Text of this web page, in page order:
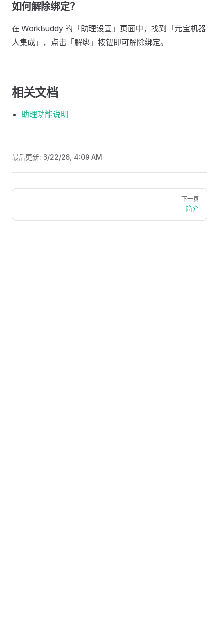
如何解除绑定？
在 WorkBuddy 的「助理设置」页面中，找到「元宝机器
人集成」，点击「解绑」按钮即可解除绑定。
相关文档
助理功能说明
最后更新: 6/22/26, 4:09 AM
Pager
下一页
简介